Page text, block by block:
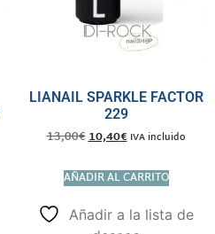
LIANAIL SPARKLE FACTOR
229
13,00€10,40€ IVA incluido
AÑADIR AL CARRITO
Añadir a la lista de